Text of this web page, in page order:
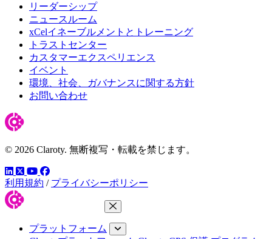
リーダーシップ
ニュースルーム
xCelイネーブルメントとトレーニング
トラストセンター
カスタマーエクスペリエンス
イベント
環境、社会、ガバナンスに関する方針
お問い合わせ
© 2026 Claroty. 無断複写・転載を禁じます。
LinkedIn
ツイッター
YouTube
Facebook
利用規約 / プライバシーポリシー
メニューを閉じる
プラットフォーム